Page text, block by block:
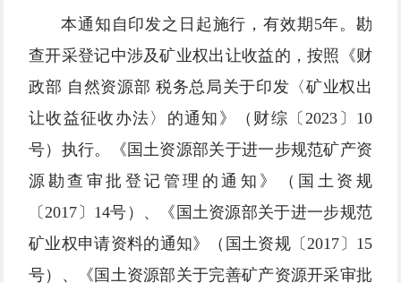
本通知自印发之日起施行，有效期5年。勘
查开采登记中涉及矿业权出让收益的，按照《财
政部 自然资源部 税务总局关于印发〈矿业权出
让收益征收办法〉的通知》（财综〔2023〕10
号）执行。《国土资源部关于进一步规范矿产资
源勘查审批登记管理的通知》（国土资规
〔2017〕14号）、《国土资源部关于进一步规范
矿业权申请资料的通知》（国土资规〔2017〕15
号）、《国土资源部关于完善矿产资源开采审批